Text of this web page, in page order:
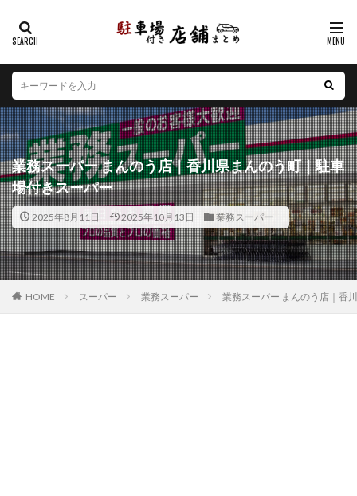
業務スーパー まんのう店｜香川県まんのう町｜駐車
場付きスーパー
2025年8月11日 2025年10月13日 業務スーパー
HOME スーパー 業務スーパー 業務スーパー まんのう店｜香
カテゴリー
エリア
北海道 青森県 岩手県 宮城県
秋田県
山形県
福島県 茨城県 栃木県
群馬県
埼玉県
千葉県 東京都 神奈川県
新潟県
山梨県
長野県 富山県 石川県
福井県
岐阜県
静岡県 愛知県 三重県
滋賀県
京都府
大阪府 兵庫県 奈良県
和歌山県
鳥取県
島根県 岡山県 広島県
山口県
徳島県
香川県 愛媛県 高知県
福岡県
佐賀県
長崎県 熊本県 大分県
宮崎県